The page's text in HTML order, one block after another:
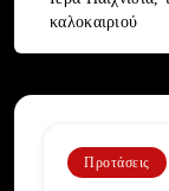
καλοκαιριού
Προτάσεις